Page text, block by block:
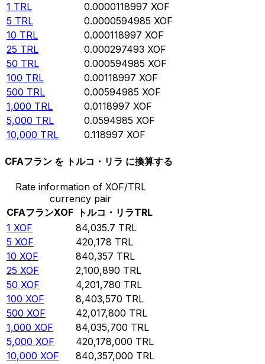
1 TRL 0.0000118997 XOF
5 TRL 0.0000594985 XOF
10 TRL 0.000118997 XOF
25 TRL 0.000297493 XOF
50 TRL 0.000594985 XOF
100 TRL 0.00118997 XOF
500 TRL 0.00594985 XOF
1,000 TRL 0.0118997 XOF
5,000 TRL 0.0594985 XOF
10,000 TRL 0.118997 XOF
CFAフラン を トルコ・リラ に換算する
Rate information of XOF/TRL
currency pair
CFAフランXOF トルコ・リラTRL
1 XOF 84,035.7 TRL
5 XOF 420,178 TRL
10 XOF 840,357 TRL
25 XOF 2,100,890 TRL
50 XOF 4,201,780 TRL
100 XOF 8,403,570 TRL
500 XOF 42,017,800 TRL
1,000 XOF 84,035,700 TRL
5,000 XOF 420,178,000 TRL
10,000 XOF 840,357,000 TRL